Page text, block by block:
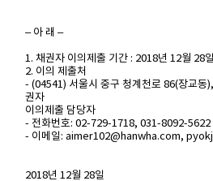
– 아 래 –
1. 채권자 이의제출 기간 : 2018년 12월 28
2. 이의 제출처
- (04541) 서울시 중구 청계천로 86(장교동
권자
이의제출 담당자
- 전화번호: 02-729-1718, 031-8092-5622
- 이메일: aimer102@hanwha.com,
2018년 12월 28일